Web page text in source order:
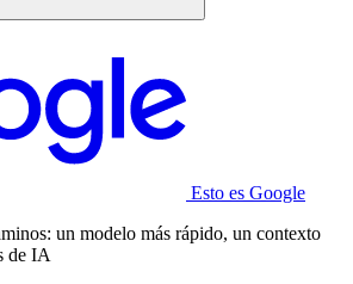
Esto es Google
un modelo más rápido, un contexto
de IA